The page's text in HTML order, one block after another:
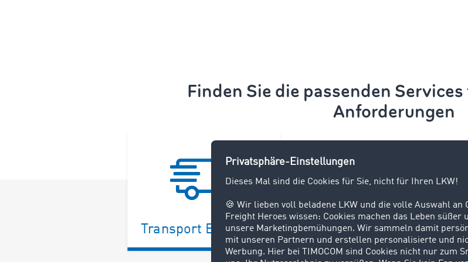
Finden Sie die passenden
Anforderungen
Transport Exchange
Transportation
Visibility
Security &